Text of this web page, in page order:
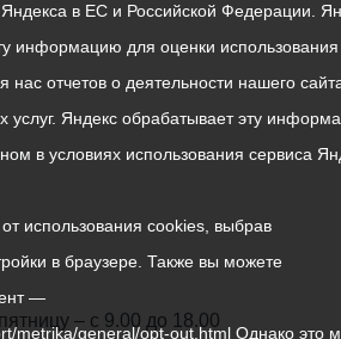
– с 9.00 до 18.00
в ЕС и Российской Федерации.
информацию для оценки
нас отчетов о деятельности нашего
услуг. Яндекс обрабатывает эту
в условиях использования сервиса
использования cookies, выбрав
в браузере. Также вы можете
—
metrika/general/opt-out.html Однако это